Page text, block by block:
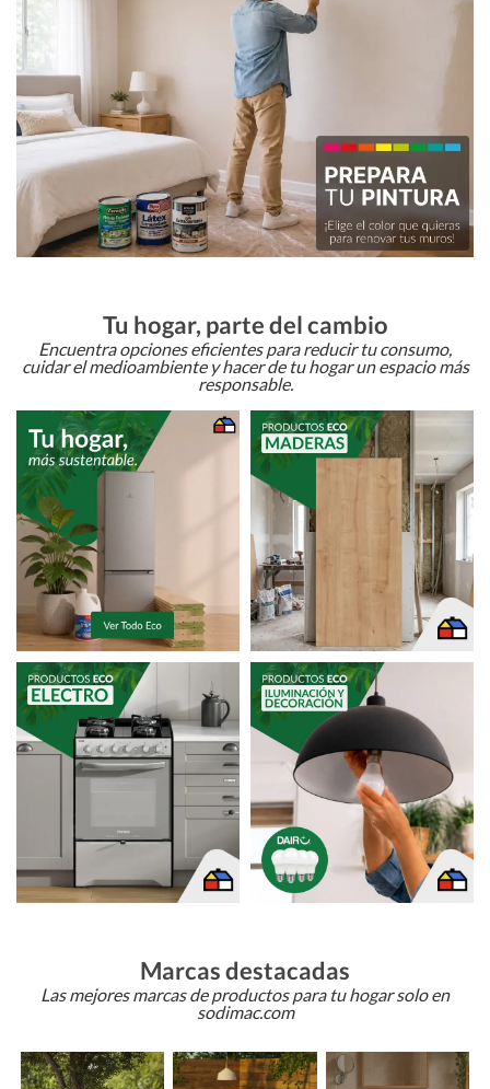
Tu hogar, parte del cambio
Encuentra opciones eficientes para reducir tu consumo,
cuidar el medioambiente y hacer de tu hogar un espacio más
responsable.
Marcas destacadas
Las mejores marcas de productos para tu hogar solo en
sodimac.com